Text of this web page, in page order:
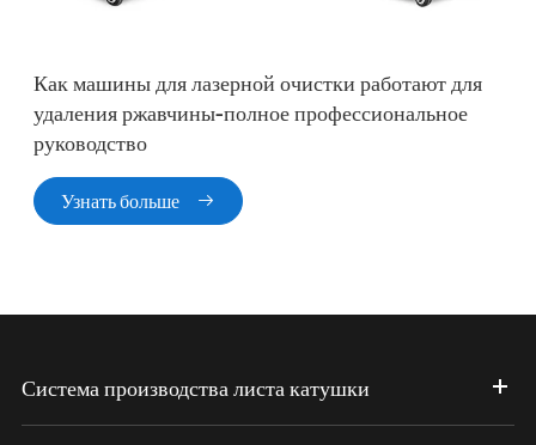
Как машины для лазерной очистки работают для
удаления ржавчины-полное профессиональное
руководство
Узнать больше 
Система производства листа катушки